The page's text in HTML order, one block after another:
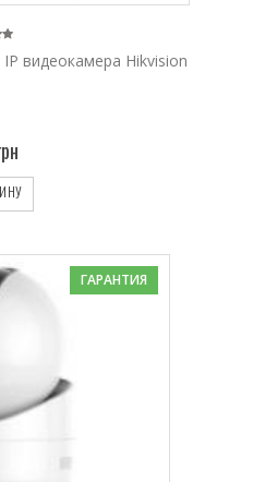
видеокамера Hikvision
ГАРАНТИЯ